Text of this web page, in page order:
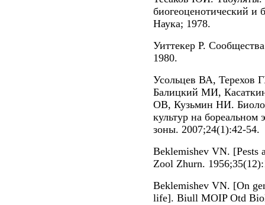
биогеоценотический и
Наука; 1978.
Уиттекер Р.
1980.
Усольцев ВА, Терехов
Балицкий МИ,
ОВ, Кузьмин НИ.
культур на
зоны. 2007;24(1):42-54.
Beklemishev VN. [Pests
Zool Zhurn.
Beklemishev VN. [On
life]. Biull MOIP Otd